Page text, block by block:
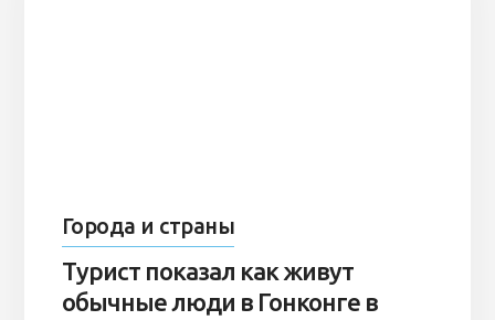
Города и страны
Турист показал как живут
обычные люди в Гонконге в